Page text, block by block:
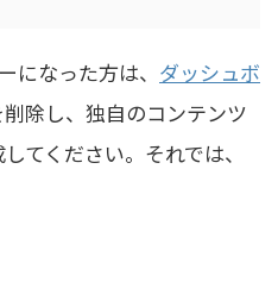
になった方は、 ダッシュボ
除し、独自のコンテンツ
てください。それでは、